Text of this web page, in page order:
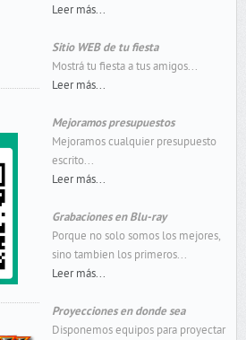
Leer más...
Sitio WEB de tu fiesta
Mostrá tu fiesta a tus amigos...
Leer más...
Mejoramos presupuestos
Mejoramos cualquier presupuesto
escrito...
Leer más...
Grabaciones en Blu-ray
Porque no solo somos los mejores,
sino tambien los primeros...
Leer más...
Proyecciones en donde sea
Disponemos equipos para proyectar